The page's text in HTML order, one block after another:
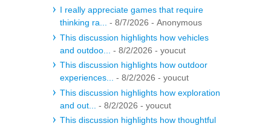
I really appreciate games that require
thinking ra...
- 8/7/2026 - Anonymous
This discussion highlights how vehicles
and outdoo...
- 8/2/2026 - youcut
This discussion highlights how outdoor
experiences...
- 8/2/2026 - youcut
This discussion highlights how exploration
and out...
- 8/2/2026 - youcut
This discussion highlights how thoughtful